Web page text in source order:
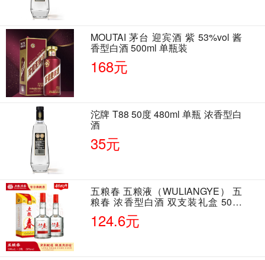
MOUTAI 茅台 迎宾酒 紫 53%vol 酱
香型白酒 500ml 单瓶装
168元
沱牌 T88 50度 480ml 单瓶 浓香型白
酒
35元
五粮春 五粮液（WULIANGYE） 五
粮春 浓香型白酒 双支装礼盒 50度
500ml*2瓶 含酒具
124.6元